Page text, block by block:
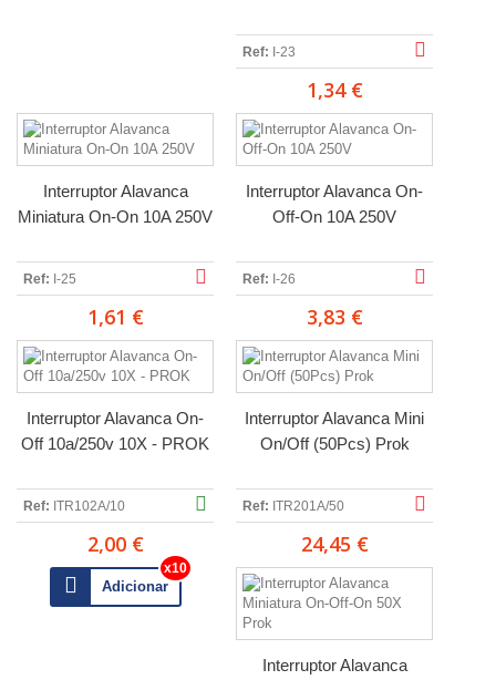
Ref: I-23
1,34 €
Interruptor Alavanca
Miniatura On-On 10A 250V
Ref: I-25
1,61 €
Interruptor Alavanca On-
Off-On 10A 250V
Ref: I-26
3,83 €
Interruptor Alavanca On-
Off 10a/250v 10X - PROK
Ref: ITR102A/10
2,00 €
Adicionar
Interruptor Alavanca Mini
On/Off (50Pcs) Prok
Ref: ITR201A/50
24,45 €
Interruptor Alavanca